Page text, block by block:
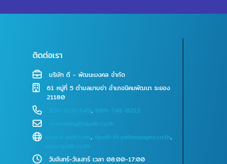
บริการใน
กรุงเทพ
สมุทรสง
สิงห์บุรี,
เลเซอร์
สระบุรี,
อ่างทอง,
กำแพงเพ
ติดต่อเรา
บริษัท ดี - พัฒนะมงคล จำกัด
61 หมู่ที่ 5 ตำบลมาบข่า อำเภอนิคมพัฒนา ระยอง
21180
, 089-748-0213
marketing@dpatt.co.th
www.d-patt.com, dpatt-th.yellowpages.co.th,
www.dpatt.co.th
วันจันทร์-วันเสาร์ เวลา 08:00-17:00